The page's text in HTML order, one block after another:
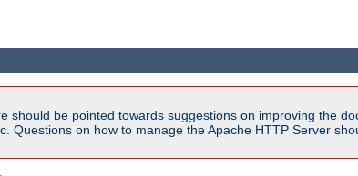
should be pointed towards suggestions on improving the
Questions on how to manage the Apache HTTP Server